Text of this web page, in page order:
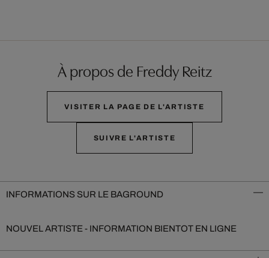
À propos de Freddy Reitz
VISITER LA PAGE DE L'ARTISTE
SUIVRE L'ARTISTE
INFORMATIONS SUR LE BAGROUND
NOUVEL ARTISTE - INFORMATION BIENTOT EN LIGNE